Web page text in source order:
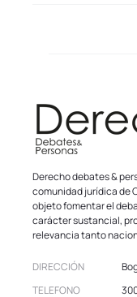
Derecho debates &
comunidad jurídica de
objeto fomentar el
carácter sustancial,
relevancia tanto
DIRECCIÓN
TELEFONO